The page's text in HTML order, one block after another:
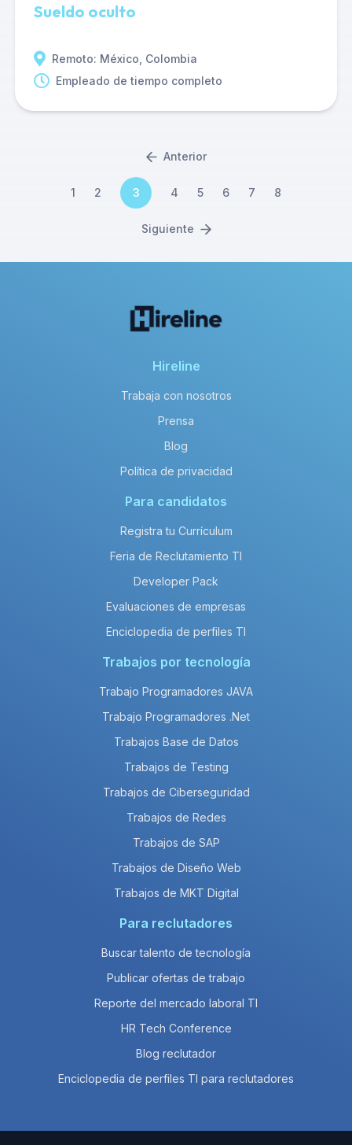
Sueldo oculto
Remoto: México, Colombia
Empleado de tiempo completo
Anterior
1 2 3 4 5 6 7 8
Siguiente
Hireline
Trabaja con nosotros
Prensa
Blog
Política de privacidad
Para candidatos
Registra tu Currículum
Feria de Reclutamiento TI
Developer Pack
Evaluaciones de empresas
Enciclopedia de perfiles TI
Trabajos por tecnología
Trabajo Programadores JAVA
Trabajo Programadores .Net
Trabajos Base de Datos
Trabajos de Testing
Trabajos de Ciberseguridad
Trabajos de Redes
Trabajos de SAP
Trabajos de Diseño Web
Trabajos de MKT Digital
Para reclutadores
Buscar talento de tecnología
Publicar ofertas de trabajo
Reporte del mercado laboral TI
HR Tech Conference
Blog reclutador
Enciclopedia de perfiles TI para reclutadores